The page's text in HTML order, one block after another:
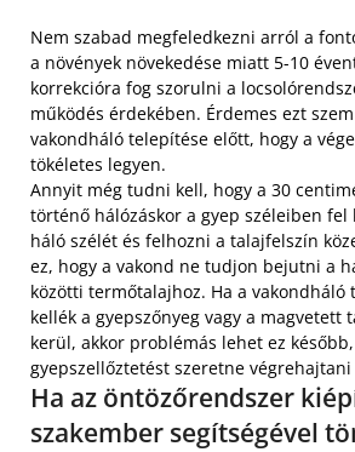
Nem szabad megfeledkezni arról a
a növények növekedése miatt 5-10
korrekcióra fog szorulni a
működés érdekében. Érdemes ezt
vakondháló telepítése előtt, hogy a
tökéletes legyen.
Annyit még tudni kell, hogy a 30
történő hálózáskor a gyep széleiben
háló szélét és felhozni a talajfelszín
ez, hogy a vakond ne tudjon bejutni a
közötti termőtalajhoz. Ha a vakondháló
kellék a gyepszőnyeg vagy a magvetett
kerül, akkor problémás lehet ez
gyepszellőztetést szeretne
Ha az öntözőrendszer
szakember segítségével